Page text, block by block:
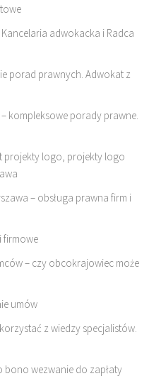
adwokacka i Radca
porad prawnych. Adwokat z
kompleksowe porady prawne.
projekty logo, projekty logo
– obsługa prawna firm i
firmowe
– czy obcokrajowiec może
umów
z wiedzy specjalistów.
bono wezwanie do zapłaty